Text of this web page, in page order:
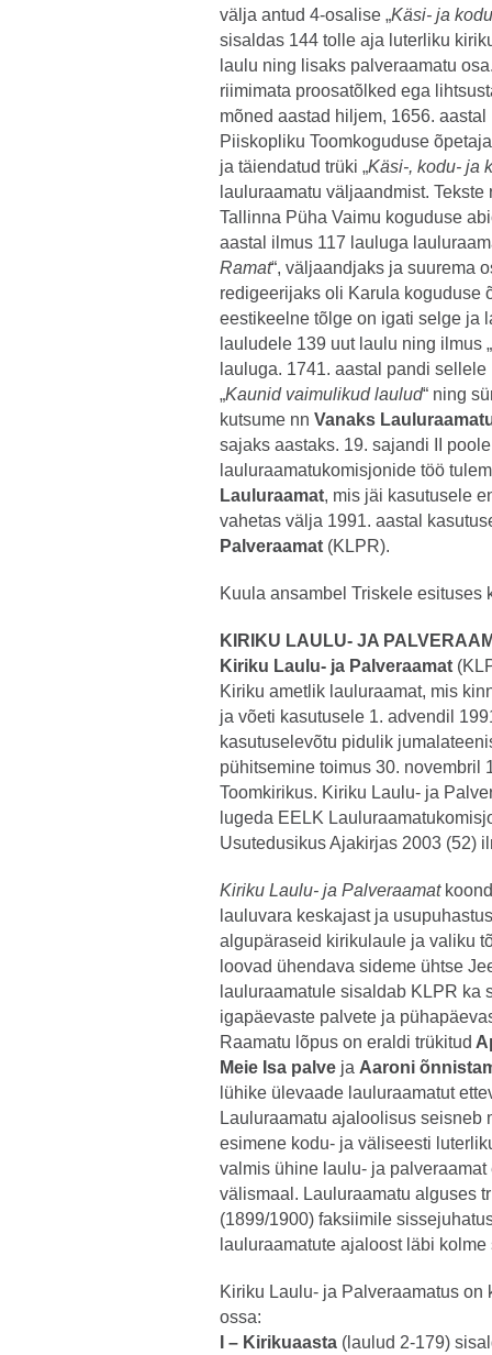
välja antud 4-osalise „Käsi- ja
sisaldas 144 tolle aja luterliku
laulu ning lisaks palveraamatu
riimimata proosatõlked ega
mõned aastad hiljem, 1656.
Piiskopliku Toomkoguduse
ja täiendatud trüki „Käsi-, kodu- ja
lauluraamatu väljaandmist.
Tallinna Püha Vaimu koguduse
aastal ilmus 117 lauluga
Ramat“, väljaandjaks ja suurema
redigeerijaks oli Karula koguduse
eestikeelne tõlge on igati selge ja
lauludele 139 uut laulu ning ilmus „
lauluga. 1741. aastal pandi
„Kaunid vaimulikud laulud“ ning
kutsume nn Vanaks
sajaks aastaks. 19. sajandi II
lauluraamatukomisjonide töö
Lauluraamat, mis jäi kasutusele
vahetas välja 1991. aastal
Palveraamat (KLPR).
Kuula ansambel Triskele esituses
KIRIKU LAULU- JA
Kiriku Laulu- ja Palveraamat
Kiriku ametlik lauluraamat, mis
ja võeti kasutusele 1. advendil
kasutuselevõtu pidulik
pühitsemine toimus 30. novembril
Toomkirikus. Kiriku Laulu- ja
lugeda EELK
Usutedusikus Ajakirjas 2003 (52)
Kiriku Laulu- ja Palveraamat
lauluvara keskajast ja
algupäraseid kirikulaule ja valiku
loovad ühendava sideme ühtse
lauluraamatule sisaldab KLPR ka
igapäevaste palvete ja
Raamatu lõpus on eraldi trükitud
Meie Isa palve ja Aaroni
lühike ülevaade lauluraamatut
Lauluraamatu ajaloolisus seisneb
esimene kodu- ja väliseesti
valmis ühine laulu- ja
välismaal. Lauluraamatu alguses
(1899/1900) faksiimile
lauluraamatute ajaloost läbi kolme
Kiriku Laulu- ja Palveraamatus
ossa:
I – Kirikuaasta (laulud 2-179)